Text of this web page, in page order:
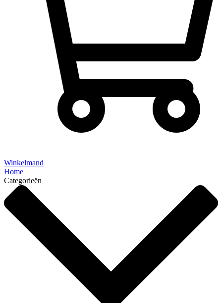
Winkelmand
Home
Categorieën